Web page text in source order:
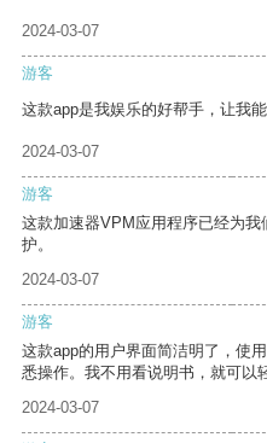
2024-03-07
游客
这款app是我娱乐的好帮手，让我
2024-03-07
游客
这款加速器VPM应用程序已经为
护。
2024-03-07
游客
这款app的用户界面简洁明了，使
悉操作。我不用看说明书，就可以
2024-03-07